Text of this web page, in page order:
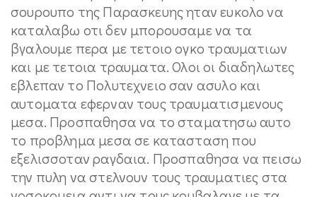
σουρουπο της Παρασκευης ηταν ευκολο να
καταλαβω οτι δεν μπορουσαμε να τα
βγαλουμε περα με τετοιο ογκο τραυματιων
και με τετοια τραυματα. Ολοι οι διαδηλωτες
εβλεπαν το Πολυτεχνειο σαν ασυλο και
αυτοματα εφερναν τους τραυματισμενους
μεσα. Προσπαθησα να το σταματησω αυτο
το προβλημα μεσα σε κατασταση που
εξελισσοταν ραγδαια. Προσπαθησα να πεισω
την πυλη να στελνουν τους τραυματιες στα